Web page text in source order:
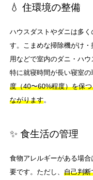
💧 住環境の整備
ハウスダストやダニは多
す。こまめな掃除機がけ
用などで室内のダニ・ハウ
特に就寝時間が長い寝室の
度（40〜60%程度）を保
ながります。
✨ 食生活の管理
食物アレルギーがある場
要です。ただし、 自己判断